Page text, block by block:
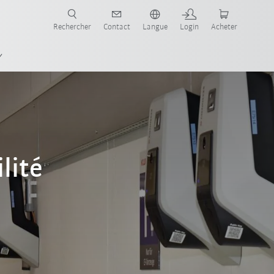
Rechercher Contact Langue Login Acheter